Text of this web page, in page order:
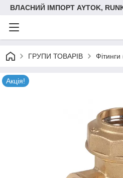
ВЛАСНИЙ ІМПОРТ AYTOK,
ГРУПИ ТОВАРІВ Фітинги
Акція!